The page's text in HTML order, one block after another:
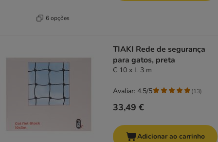
6 opções
TIAKI Rede de segurança
para gatos, preta
C 10 x L 3 m
33,49 €
Avaliar: 4.5/5 (13)
Adicionar ao carrinho